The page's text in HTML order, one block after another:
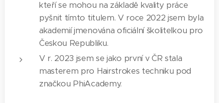
kteří se mohou na základě kvality práce
pyšnit tímto titulem. V roce 2022 jsem byla
akademií jmenována oficiální školitelkou pro
Českou Republiku.
V r. 2023 jsem se jako první v ČR stala
masterem pro Hairstrokes techniku pod
značkou PhiAcademy.